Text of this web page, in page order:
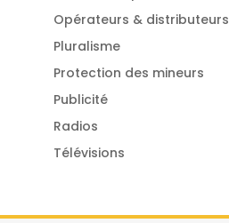
Opérateurs & distributeurs
Pluralisme
Protection des mineurs
Publicité
Radios
Télévisions